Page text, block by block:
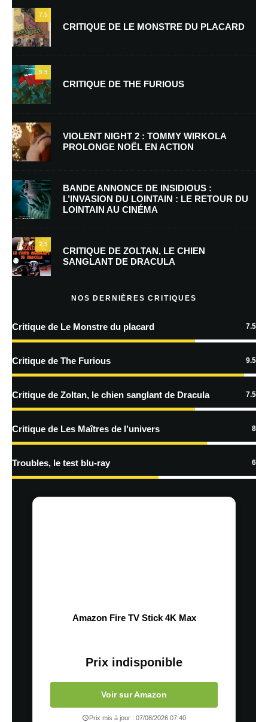
Nom*
E-mail
Enregistrer mon nom, mon e-mail et mon site dans le navigateur pour
mon prochain commentaire.
Prévenez-moi de tous les nouveaux commentaires par e-mail.
Prévenez-moi de tous les nouveaux articles par e-mail.
En savoir
traitées
7.5
CRITIQUE DE LE MONSTRE DU PLACARD
9.5
CRITIQUE DE THE FURIOUS
VIOLENT NIGHT 2 : TOMMY WIRKOLA
PROLONGE NOËL EN ACTION
BANDE ANNONCE DE INSIDIOUS :
L’INVASION DU LOINTAIN : LE RETOUR DU
LOINTAIN AU CINÉMA
7.5
CRITIQUE DE ZOLTAN, LE CHIEN
SANGLANT DE DRACULA
NOS DERNIÈRES CRITIQUES
Critique de Le Monstre du placard 7.5
Critique de The Furious 9.5
Critique de Zoltan, le chien sanglant de Dracula 7.5
Critique de Les Maîtres de l’univers 8
Troubles, le test blu-ray 6
Amazon Fire TV Stick 4K Max
Prix indisponible
Voir sur Amazon
Prix mis à jour : 07/08/2026 07:40